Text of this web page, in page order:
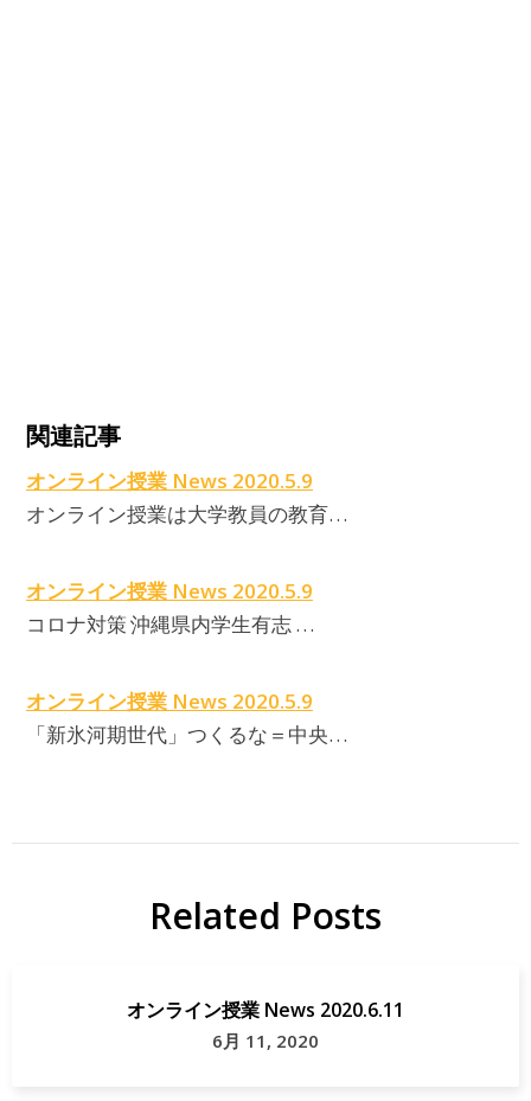
関連記事
オンライン授業 News 2020.5.9
オンライン授業は大学教員の教育…
オンライン授業 News 2020.5.9
コロナ対策 沖縄県内学生有志 …
オンライン授業 News 2020.5.9
「新氷河期世代」つくるな＝中央…
Related Posts
オンライン授業 News 2020.6.11
6月 11, 2020